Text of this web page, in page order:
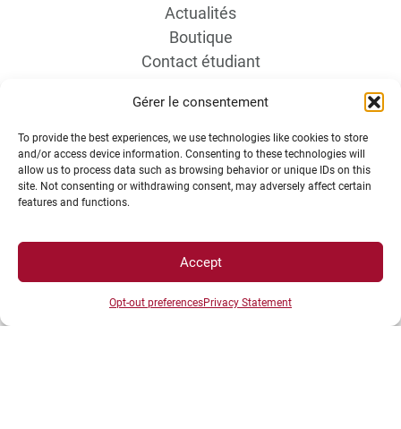
Gérer le consentement
To provide the best experiences, we use technologies like cookies to store
and/or access device information. Consenting to these technologies will
allow us to process data such as browsing behavior or unique IDs on this
site. Not consenting or withdrawing consent, may adversely affect certain
features and functions.
Accept
Opt-out preferencesPrivacy Statement
Actualités
Boutique
Contact étudiant
INFORMATIONS LÉGALES
Mentions légales